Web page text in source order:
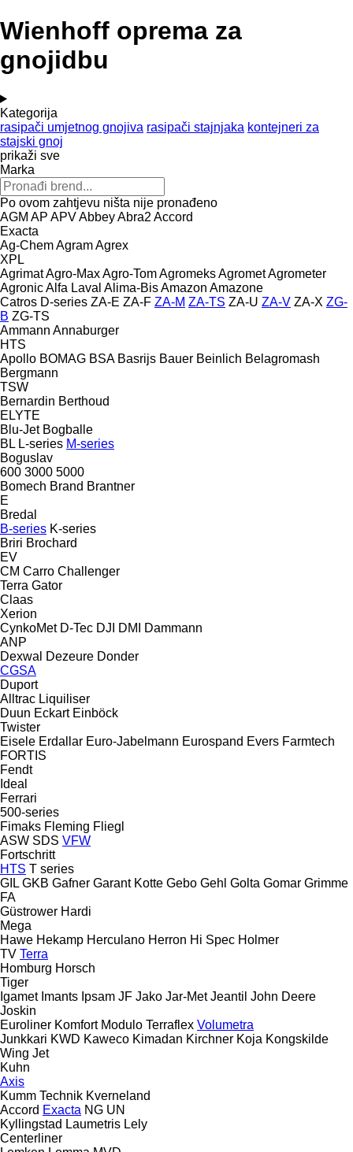
Wienhoff oprema za
gnojidbu
Kategorija
rasipači umjetnog gnojiva rasipači stajnjaka kontejneri za
stajski gnoj
prikaži sve
Marka
Po ovom zahtjevu ništa nije pronađeno
AGM AP APVAbbeyAbra2 Accord
Exacta
Ag-ChemAgramAgrex
XPL
AgrimatAgro-MaxAgro-TomAgromeksAgrometAgrometer
AgronicAlfa Laval Alima-BisAmazon Amazone
Catros D-series ZA-E ZA-F ZA-M ZA-TS ZA-U ZA-V ZA-X ZG-
B ZG-TS
Ammann Annaburger
HTS
Apollo BOMAG BSA Basrijs Bauer Beinlich Belagromash
Bergmann
TSW
Bernardin Berthoud
ELYTE
Blu-Jet Bogballe
BL L-series M-series
Boguslav
600 3000 5000
Bomech Brand Brantner
E
Bredal
B-series K-series
Briri Brochard
EV
CM Carro Challenger
Terra Gator
Claas
Xerion
CynkoMet D-Tec DJI DMI
Dammann
ANP
Dexwal
Dezeure Donder
CGSA
Duport
Alltrac Liquiliser
Duun Eckart Einböck
Twister
Eisele Erdallar Euro-Jabelmann Eurospand Evers Farmtech
FORTIS
Fendt
Ideal
Ferrari
500-series
Fimaks Fleming Fliegl
ASW SDS VFW
Fortschritt
HTS T series
GIL GKB Gafner Garant Kotte Gebo Gehl Golta Gomar Grimme
FA
Güstrower Hardi
Mega
Hawe Hekamp Herculano Herron Hi Spec Holmer
TV Terra
Homburg Horsch
Tiger
Igamet Imants Ipsam JF Jako Jar-Met Jeantil John Deere
Joskin
Euroliner Komfort Modulo Terraflex Volumetra
Junkkari KWD Kaweco Kimadan Kirchner Koja Kongskilde
Wing Jet
Kuhn
Axis
Kumm Technik Kverneland
Accord Exacta NG UN
Kyllingstad Laumetris Lely
Centerliner